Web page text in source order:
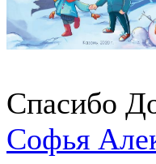
Спасибо
Софья